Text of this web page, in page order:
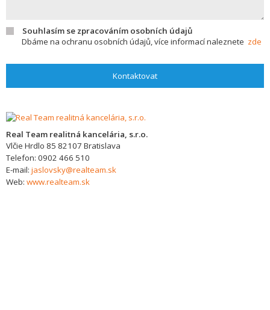
Souhlasím se zpracováním osobních údajů
Dbáme na ochranu osobních údajů, více informací naleznete zde
Kontaktovat
Real Team realitná kancelária, s.r.o.
Vlčie Hrdlo 85 82107 Bratislava
Telefon: 0902 466 510
E-mail: jaslovsky@realteam.sk
Web: www.realteam.sk